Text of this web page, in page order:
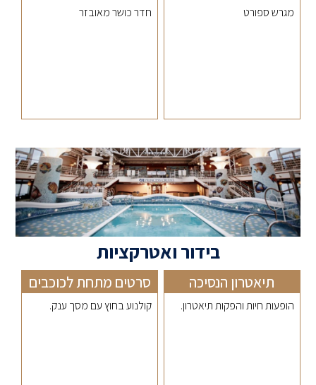
מגרש ספורט חדר כושר מאובזר
בידור ואטרקציות
תיאטרון הנסיכה
הופעות חיות והפקות תיאטרון.
סרטים מתחת לכוכבים
קולנוע בחוץ עם מסך ענק.